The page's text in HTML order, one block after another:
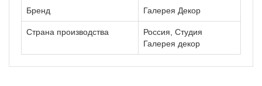
Бренд Галерея Декор
Страна производства
Россия, Студия
Галерея декор